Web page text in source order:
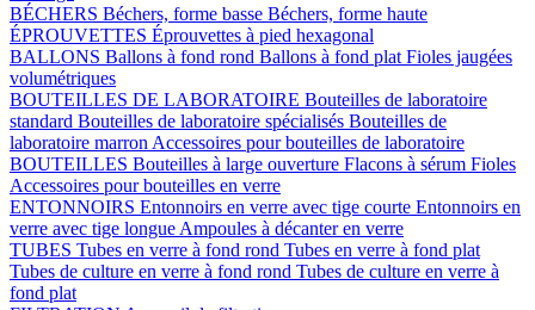
BÉCHERS Béchers, forme basse Béchers, forme haute
ÉPROUVETTES Éprouvettes à pied hexagonal
BALLONS Ballons à fond rond Ballons à fond plat Fioles jaugées
volumétriques
BOUTEILLES DE LABORATOIRE Bouteilles de laboratoire
standard Bouteilles de laboratoire spécialisés Bouteilles de
laboratoire marron Accessoires pour bouteilles de laboratoire
BOUTEILLES Bouteilles à large ouverture Flacons à sérum Fioles
Accessoires pour bouteilles en verre
ENTONNOIRS Entonnoirs en verre avec tige courte Entonnoirs en
verre avec tige longue Ampoules à décanter en verre
TUBES Tubes en verre à fond rond Tubes en verre à fond plat
Tubes de culture en verre à fond rond Tubes de culture en verre à
fond plat